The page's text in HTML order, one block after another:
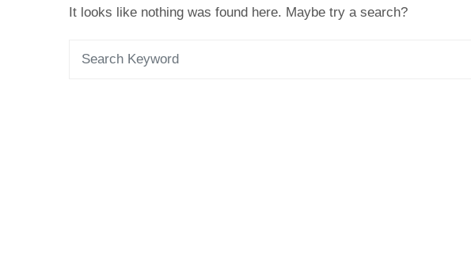
It looks like nothing was found here. Maybe try a search?